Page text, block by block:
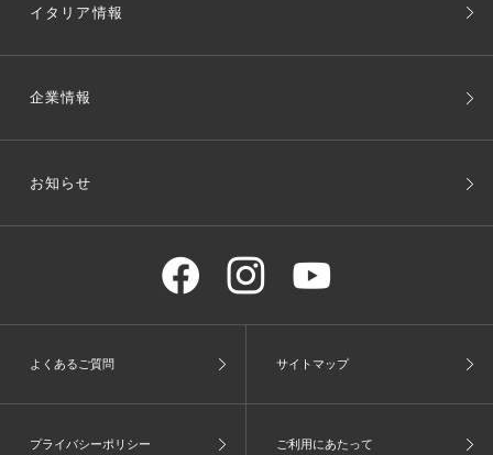
イタリア情報
企業情報
お知らせ
よくあるご質問 サイトマップ
プライバシーポリシー ご利用にあたって